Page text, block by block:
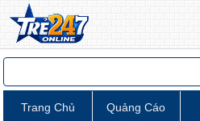
Trang Chủ Quảng Cáo